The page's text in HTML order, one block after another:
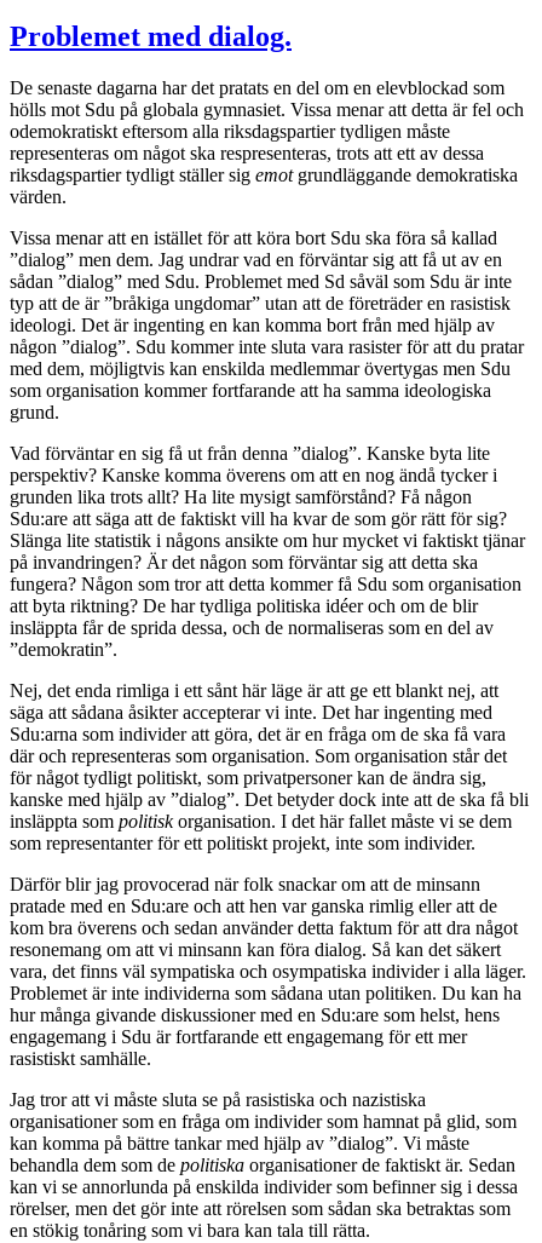
Problemet med dialog.
De senaste dagarna har det pratats en del om en elevblockad som
hölls mot Sdu på globala gymnasiet. Vissa menar att detta är fel och
odemokratiskt eftersom alla riksdagspartier tydligen måste
representeras om något ska respresenteras, trots att ett av dessa
riksdagspartier tydligt ställer sig emotgrundläggande demokratiska
värden.
Vissa menar att en istället för att köra bort Sdu ska föra så kallad
”dialog” men dem. Jag undrar vad en förväntar sig att få ut av en
sådan ”dialog” med Sdu. Problemet med Sd såväl som Sdu är inte
typ att de är ”bråkiga ungdomar” utan att de företräder en rasistisk
ideologi. Det är ingenting en kan komma bort från med hjälp av
någon ”dialog”. Sdu kommer inte sluta vara rasister för att du pratar
med dem, möjligtvis kan enskilda medlemmar övertygas men Sdu
som organisation kommer fortfarande att ha samma ideologiska
grund.
Vad förväntar en sig få ut från denna ”dialog”. Kanske byta lite
perspektiv? Kanske komma överens om att en nog ändå tycker i
grunden lika trots allt? Ha lite mysigt samförstånd? Få någon
Sdu:are att säga att de faktiskt vill ha kvar de som gör rätt för sig?
Slänga lite statistik i någons ansikte om hur mycket vi faktiskt tjänar
på invandringen? Är det någon som förväntar sig att detta ska
fungera? Någon som tror att detta kommer få Sdu som organisation
att byta riktning? De har tydliga politiska idéer och om de blir
insläppta får de sprida dessa, och de normaliseras som en del av
”demokratin”.
Nej, det enda rimliga i ett sånt här läge är att ge ett blankt nej, att
säga att sådana åsikter accepterar vi inte. Det har ingenting med
Sdu:arna som individer att göra, det är en fråga om de ska få vara
där och representeras som organisation. Som organisation står det
för något tydligt politiskt, som privatpersoner kan de ändra sig,
kanske med hjälp av ”dialog”. Det betyder dock inte att de ska få bli
insläppta som politiskorganisation. I det här fallet måste vi se dem
som representanter för ett politiskt projekt, inte som individer.
Därför blir jag provocerad när folk snackar om att de minsann
pratade med en Sdu:are och att hen var ganska rimlig eller att de
kom bra överens och sedan använder detta faktum för att dra något
resonemang om att vi minsann kan föra dialog. Så kan det säkert
vara, det finns väl sympatiska och osympatiska individer i alla läger.
Problemet är inte individerna som sådana utan politiken. Du kan ha
hur många givande diskussioner med en Sdu:are som helst, hens
engagemang i Sdu är fortfarande ett engagemang för ett mer
rasistiskt samhälle.
Jag tror att vi måste sluta se på rasistiska och nazistiska
organisationer som en fråga om individer som hamnat på glid, som
kan komma på bättre tankar med hjälp av ”dialog”. Vi måste
behandla dem som de politiska organisationer de faktiskt är. Sedan
kan vi se annorlunda på enskilda individer som befinner sig i dessa
rörelser, men det gör inte att rörelsen som sådan ska betraktas som
en stökig tonåring som vi bara kan tala till rätta.